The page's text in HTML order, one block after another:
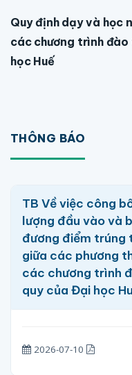
Quy định dạy và học
các chương trình
học Huế
THÔNG BÁO
TB Về việc công
lượng đầu vào và
đương điểm trúng
giữa các phương
các chương trình
quy của Đại học
2026-07-10